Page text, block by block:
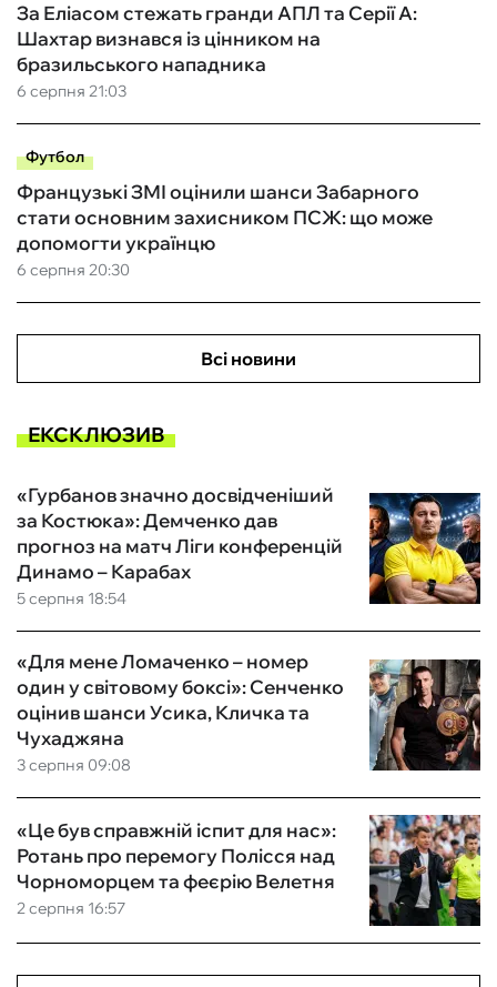
6 серпня 21:03
За Еліасом стежать гранди АПЛ та Серії А:
Шахтар визнався із цінником на
бразильського нападника
Футбол
6 серпня 20:30
Французькі ЗМІ оцінили шанси Забарного
стати основним захисником ПСЖ: що може
допомогти українцю
Всі новини
ЕКСКЛЮЗИВ
5 серпня 18:54
«Гурбанов значно досвідченіший
за Костюка»: Демченко дав
прогноз на матч Ліги конференцій
Динамо – Карабах
3 серпня 09:08
«Для мене Ломаченко – номер
один у світовому боксі»: Сенченко
оцінив шанси Усика, Кличка та
Чухаджяна
2 серпня 16:57
«Це був справжній іспит для нас»:
Ротань про перемогу Полісся над
Чорноморцем та феєрію Велетня